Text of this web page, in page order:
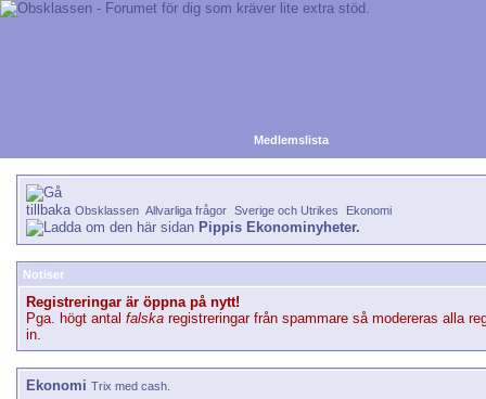
Medlemslista
Obsklassen Allvarliga frågor Sverige och Utrikes Ekonomi
Pippis Ekonominyheter.
Notiser
Registreringar är öppna på nytt!
Pga. högt antal falska registreringar från spammare så modereras alla
in.
Ekonomi Trix med cash.